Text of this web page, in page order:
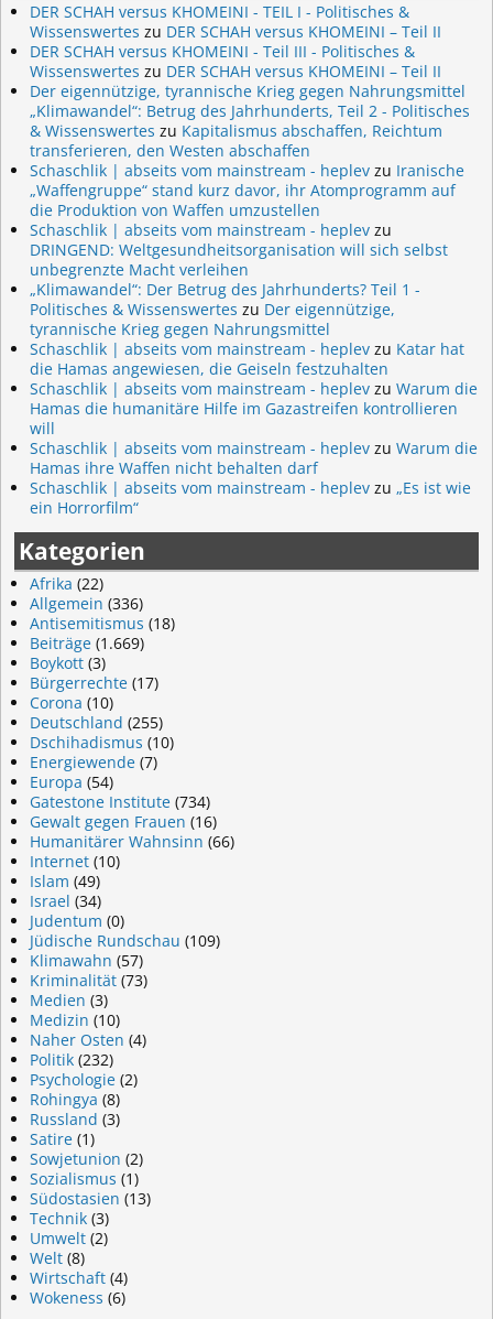
DER SCHAH versus KHOMEINI - TEIL I - Politisches &
Wissenswertes zu DER SCHAH versus KHOMEINI – Teil II
DER SCHAH versus KHOMEINI - Teil III - Politisches &
Wissenswertes zu DER SCHAH versus KHOMEINI – Teil II
Der eigennützige, tyrannische Krieg gegen Nahrungsmittel
„Klimawandel“: Betrug des Jahrhunderts, Teil 2 - Politisches
& Wissenswertes zu Kapitalismus abschaffen, Reichtum
transferieren, den Westen abschaffen
Schaschlik | abseits vom mainstream - heplev zu Iranische
„Waffengruppe“ stand kurz davor, ihr Atomprogramm auf
die Produktion von Waffen umzustellen
Schaschlik | abseits vom mainstream - heplev zu
DRINGEND: Weltgesundheitsorganisation will sich selbst
unbegrenzte Macht verleihen
„Klimawandel“: Der Betrug des Jahrhunderts? Teil 1 -
Politisches & Wissenswertes zu Der eigennützige,
tyrannische Krieg gegen Nahrungsmittel
Schaschlik | abseits vom mainstream - heplev zu Katar hat
die Hamas angewiesen, die Geiseln festzuhalten
Schaschlik | abseits vom mainstream - heplev zu Warum die
Hamas die humanitäre Hilfe im Gazastreifen kontrollieren
will
Schaschlik | abseits vom mainstream - heplev zu Warum die
Hamas ihre Waffen nicht behalten darf
Schaschlik | abseits vom mainstream - heplev zu „Es ist wie
ein Horrorfilm“
Kategorien
Afrika (22)
Allgemein (336)
Antisemitismus (18)
Beiträge (1.669)
Boykott (3)
Bürgerrechte (17)
Corona (10)
Deutschland (255)
Dschihadismus (10)
Energiewende (7)
Europa (54)
Gatestone Institute (734)
Gewalt gegen Frauen (16)
Humanitärer Wahnsinn (66)
Internet (10)
Islam (49)
Israel (34)
Judentum (0)
Jüdische Rundschau (109)
Klimawahn (57)
Kriminalität (73)
Medien (3)
Medizin (10)
Naher Osten (4)
Politik (232)
Psychologie (2)
Rohingya (8)
Russland (3)
Satire (1)
Sowjetunion (2)
Sozialismus (1)
Südostasien (13)
Technik (3)
Umwelt (2)
Welt (8)
Wirtschaft (4)
Wokeness (6)